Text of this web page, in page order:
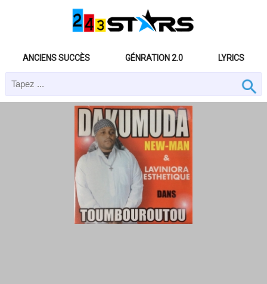
ANCIENS SUCCÈS GÉNRATION 2.0 LYRICS